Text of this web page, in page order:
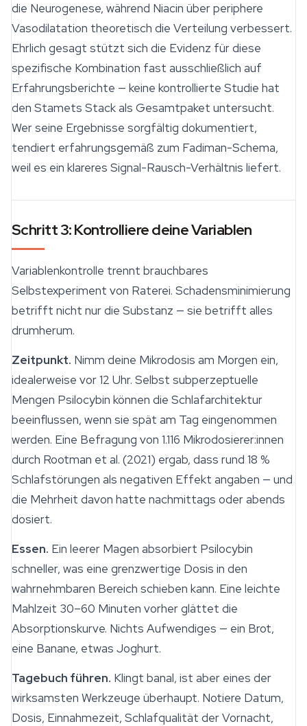
die Neurogenese, während Niacin über periphere
Vasodilatation theoretisch die Verteilung verbessert.
Ehrlich gesagt stützt sich die Evidenz für diese
spezifische Kombination fast ausschließlich auf
Erfahrungsberichte — keine kontrollierte Studie hat
den Stamets Stack als Gesamtpaket untersucht.
Wer seine Ergebnisse sorgfältig dokumentiert,
tendiert erfahrungsgemäß zum Fadiman-Schema,
weil es ein klareres Signal-Rausch-Verhältnis liefert.
Schritt 3: Kontrolliere deine Variablen
Variablenkontrolle trennt brauchbares
Selbstexperiment von Raterei. Schadensminimierung
betrifft nicht nur die Substanz — sie betrifft alles
drumherum.
Zeitpunkt. Nimm deine Mikrodosis am Morgen ein,
idealerweise vor 12 Uhr. Selbst subperzeptuelle
Mengen Psilocybin können die Schlafarchitektur
beeinflussen, wenn sie spät am Tag eingenommen
werden. Eine Befragung von 1.116 Mikrodosierer:innen
durch Rootman et al. (2021) ergab, dass rund 18 %
Schlafstörungen als negativen Effekt angaben — und
die Mehrheit davon hatte nachmittags oder abends
dosiert.
Essen. Ein leerer Magen absorbiert Psilocybin
schneller, was eine grenzwertige Dosis in den
wahrnehmbaren Bereich schieben kann. Eine leichte
Mahlzeit 30–60 Minuten vorher glättet die
Absorptionskurve. Nichts Aufwendiges — ein Brot,
eine Banane, etwas Joghurt.
Tagebuch führen. Klingt banal, ist aber eines der
wirksamsten Werkzeuge überhaupt. Notiere Datum,
Dosis, Einnahmezeit, Schlafqualität der Vornacht,